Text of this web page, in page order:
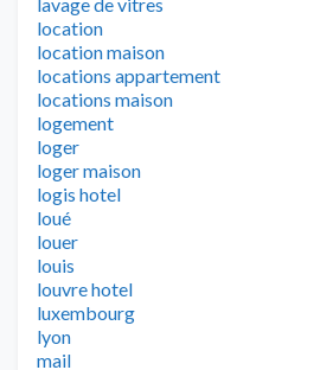
location
location maison
locations appartement
locations maison
logement
loger
loger maison
logis hotel
loué
louer
louis
louvre hotel
luxembourg
lyon
mail